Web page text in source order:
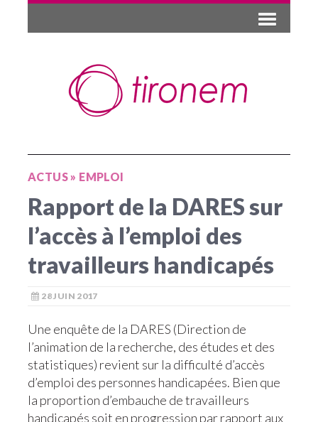
ACTUS» EMPLOI
Rapport de la DARES sur
l’accès à l’emploi des
travailleurs handicapés
28 JUIN 2017
Une enquête de la DARES (Direction de
l’animation de la recherche, des études et des
statistiques) revient sur la difficulté d’accès
d’emploi des personnes handicapées. Bien que
la proportion d’embauche de travailleurs
handicapés soit en progression par rapport aux